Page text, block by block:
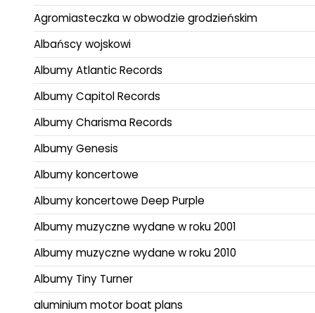
Agromiasteczka w obwodzie grodzieńskim
Albańscy wojskowi
Albumy Atlantic Records
Albumy Capitol Records
Albumy Charisma Records
Albumy Genesis
Albumy koncertowe
Albumy koncertowe Deep Purple
Albumy muzyczne wydane w roku 2001
Albumy muzyczne wydane w roku 2010
Albumy Tiny Turner
aluminium motor boat plans